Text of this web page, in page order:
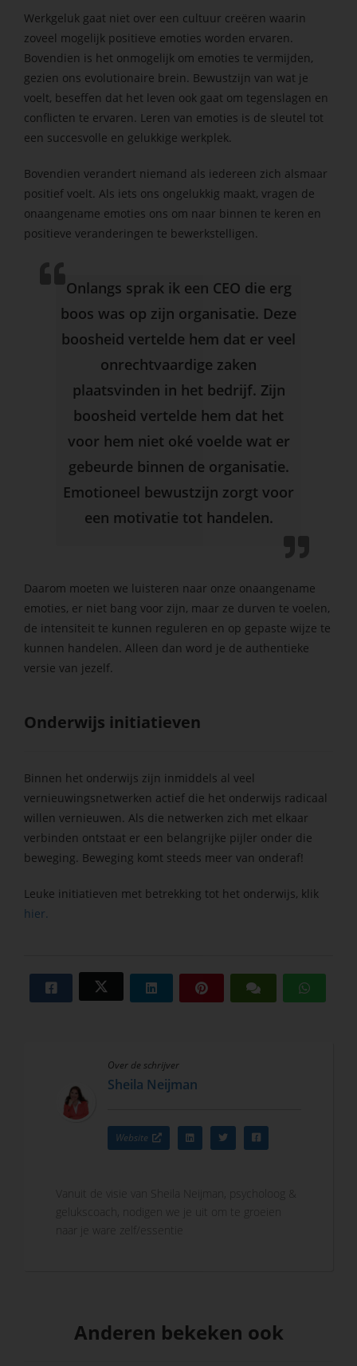
Werkgeluk gaat niet over een cultuur creëren waarin
zoveel mogelijk positieve emoties worden ervaren.
Bovendien is het onmogelijk om emoties te vermijden,
gezien ons evolutionaire brein. Bewustzijn van wat je
voelt, beseffen dat het leven ook gaat om tegenslagen en
conflicten te ervaren. Leren van emoties is de sleutel tot
een succesvolle en gelukkige werkplek.
Bovendien verandert niemand als iedereen zich alsmaar
positief voelt. Als iets ons ongelukkig maakt, vragen de
onaangename emoties ons om naar binnen te keren en
positieve veranderingen te bewerkstelligen.
Onlangs sprak ik een CEO die erg
boos was op zijn organisatie. Deze
boosheid vertelde hem dat er veel
onrechtvaardige zaken
plaatsvinden in het bedrijf. Zijn
boosheid vertelde hem dat het
voor hem niet oké voelde wat er
gebeurde binnen de organisatie.
Emotioneel bewustzijn zorgt voor
een motivatie tot handelen.
Daarom moeten we luisteren naar onze onaangename
emoties, er niet bang voor zijn, maar ze durven te voelen,
de intensiteit te kunnen reguleren en op gepaste wijze te
kunnen handelen. Alleen dan word je de authentieke
versie van jezelf.
Onderwijs initiatieven
Binnen het onderwijs zijn inmiddels al veel
vernieuwingsnetwerken actief die het onderwijs radicaal
willen vernieuwen. Als die netwerken zich met elkaar
verbinden ontstaat er een belangrijke pijler onder die
beweging. Beweging komt steeds meer van onderaf!
Leuke initiatieven met betrekking tot het onderwijs, klik
hier.
Over de schrijver
Sheila Neijman
Website
Vanuit de visie van Sheila Neijman, psycholoog &
gelukscoach, nodigen we je uit om te groeien
naar je ware zelf/essentie
Anderen bekeken ook